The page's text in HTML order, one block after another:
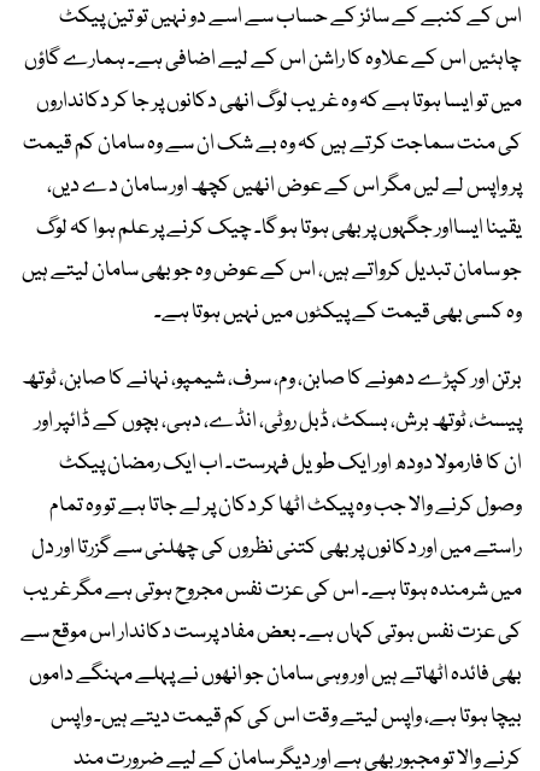
اس کے کنبے کے سائز کے حساب سے اسے دو نہیں تو تین پیکٹ
چاہئیں اس کے علاوہ کا راشن اس کے لیے اضافی ہے۔ ہمارے گاؤں
میں تو ایسا ہوتا ہے کہ وہ غریب لوگ انھی دکانوں پر جا کر دکانداروں
کی منت سماجت کرتے ہیں کہ وہ بے شک ان سے وہ سامان کم قیمت
پر واپس لے لیں مگر اس کے عوض انھیں کچھ اور سامان دے دیں،
یقینا ایسااور جگہوں پر بھی ہوتا ہو گا۔ چیک کرنے پر علم ہوا کہ لوگ
جو سامان تبدیل کرواتے ہیں، اس کے عوض وہ جو بھی سامان لیتے ہیں
وہ کسی بھی قیمت کے پیکٹوں میں نہیں ہوتا ہے۔
برتن اور کپڑے دھونے کا صابن، وم، سرف، شیمپو، نہانے کا صابن، ٹوتھ
پیسٹ، ٹوتھ برش، بسکٹ، ڈبل روٹی، انڈے، دہی، بچوں کے ڈائپر اور
ان کا فارمولا دودھ اور ایک طویل فہرست۔ اب ایک رمضان پیکٹ
وصول کرنے والا جب وہ پیکٹ اٹھا کر دکان پر لے جاتا ہے تو وہ تمام
راستے میں اور دکانوں پر بھی کتنی نظروں کی چھلنی سے گزرتا اور دل
میں شرمندہ ہوتا ہے۔ اس کی عزت نفس مجروح ہوتی ہے مگر غریب
کی عزت نفس ہوتی کہاں ہے۔ بعض مفاد پرست دکاندار اس موقع سے
بھی فائدہ اٹھاتے ہیں اور وہی سامان جو انھوں نے پہلے مہنگے داموں
بیچا ہوتا ہے، واپس لیتے وقت اس کی کم قیمت دیتے ہیں۔ واپس
کرنے والا تو مجبور بھی ہے اور دیگر سامان کے لیے ضرورت مند